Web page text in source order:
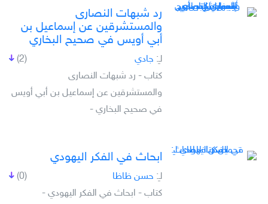
رد شبهات النصارى
والمستشرقين عن إسماعيل بن
أبي أويس في صحيح البخاري
(2) لـِ: جادي
كتاب - رد شبهات النصارى
والمستشرقين عن إسماعيل بن أبي أويس
في صحيح البخاري -
ابحاث في الفكر اليهودي
(0) لـِ: حسن ظاظا
كتاب - ابحاث في الفكر اليهودي -